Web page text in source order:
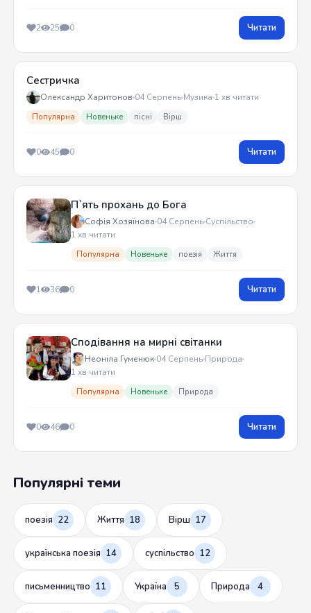
2 25 0 Читати
Сестричка
Олександр Харитонов 04 Серпень Музика 1 хв читати
Популярна Новеньке пісні Вірш
0 45 0 Читати
П`ять прохань до Бога
Софія Хозяїнова 04 Серпень Суспільство
1 хв читати
Популярна Новеньке поезія Життя
1 36 0 Читати
Сподівання на мирні світанки
Неоніла Гуменюк 04 Серпень Природа
1 хв читати
Популярна Новеньке Природа
0 46 0 Читати
Популярні теми
поезія 22 Життя 18 Вірш 17
українська поезія 14 суспільство 12
письменництво 11 Україна 5 Природа 4